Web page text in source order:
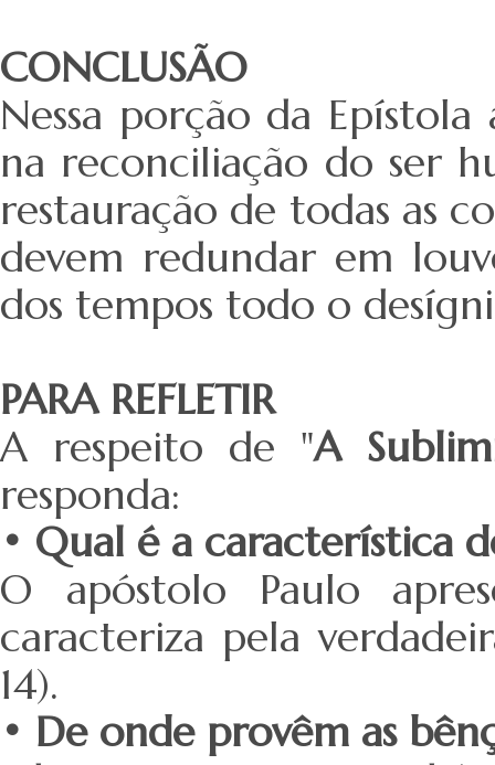
CONCLUSÃO
Nessa porção da
na reconciliação do ser
restauração de todas as
devem redundar em
dos tempos todo o
PARA REFLETIR
A respeito de "A
responda:
• Qual é a característica
O apóstolo Paulo
caracteriza pela
14).
• De onde provêm as